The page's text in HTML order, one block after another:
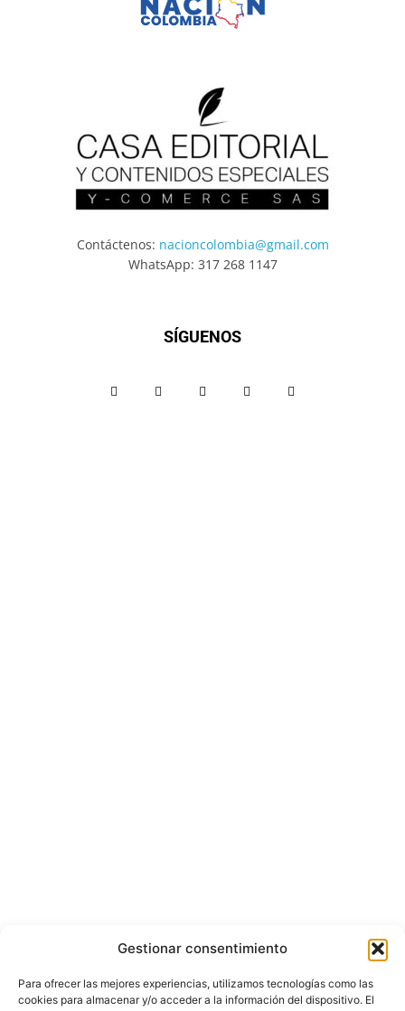
Gestionar consentimiento
Para ofrecer las mejores experiencias, utilizamos tecnologías como las
cookies para almacenar y/o acceder a la información del dispositivo. El
Contáctenos: nacioncolombia@gmail.com
WhatsApp: 317 268 1147
SÍGUENOS